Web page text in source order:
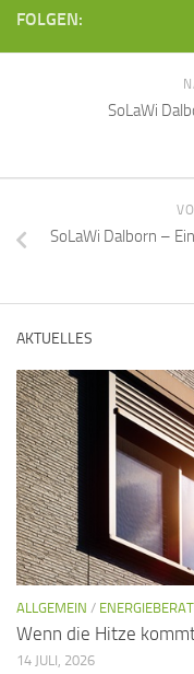
FOLGEN:
SoLaWi
SoLaWi Dalborn –
AKTUELLES
ALLGEMEIN /
Wenn die Hitze
14 JULI, 2026